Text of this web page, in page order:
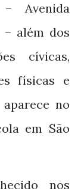
Avenida
além dos
cívicas,
físicas e
no
em São
nos